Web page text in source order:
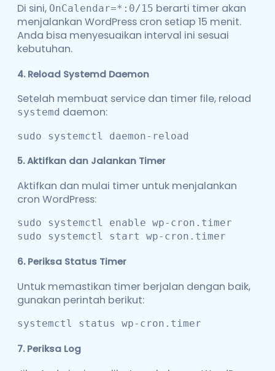
Di sini, OnCalendar=*:0/15 berarti timer akan
menjalankan WordPress cron setiap 15 menit.
Anda bisa menyesuaikan interval ini sesuai
kebutuhan.
4.Reload Systemd Daemon
Setelah membuat service dan timer file, reload
systemd daemon:
sudo systemctl daemon-reload
5.Aktifkan dan Jalankan Timer
Aktifkan dan mulai timer untuk menjalankan
cron WordPress:
sudo systemctl enable wp-cron.timer
sudo systemctl start wp-cron.timer
6.Periksa Status Timer
Untuk memastikan timer berjalan dengan baik,
gunakan perintah berikut:
systemctl status wp-cron.timer
7.Periksa Log